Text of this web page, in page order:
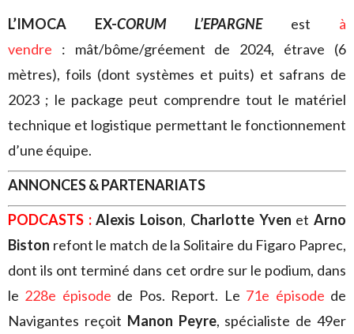
L’IMOCA EX-CORUM L’EPARGNEest à
vendre : mât/bôme/gréement de 2024, étrave (6
mètres), foils (dont systèmes et puits) et safrans de
2023 ; le package peut comprendre tout le matériel
technique et logistique permettant le fonctionnement
d’une équipe.
ANNONCES & PARTENARIATS
PODCASTS : Alexis Loison, Charlotte Yven etArno
Biston refont le match de la Solitaire du Figaro Paprec,
dont ils ont terminé dans cet ordre sur le podium, dans
le 228e épisode de Pos. Report. Le 71e épisode de
Navigantes reçoit Manon Peyre, spécialiste de 49er